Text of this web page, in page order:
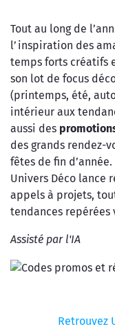
Tout au long de
l’inspiration des
temps forts créatifs
son lot de focus
(printemps, été,
intérieur aux
aussi des
des grands rendez-
fêtes de fin
Univers Déco lance
appels à projets,
tendances repérées
Assisté par l'IA
Retrouvez